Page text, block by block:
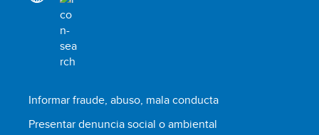
Informar fraude, abuso, mala conducta
Presentar denuncia social o ambiental